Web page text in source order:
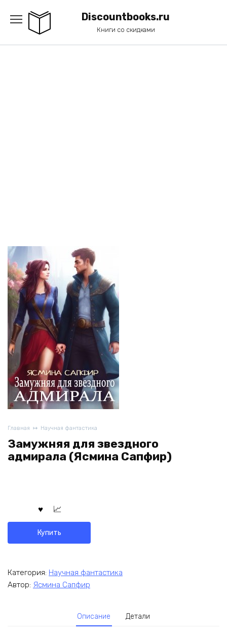
содержанию
Discountbooks.ru
Книги со скидками
Главная Научная фантастика
Замужняя для звездного
адмирала (Ясмина Сапфир)
Купить
Категория: Научная фантастика
Автор: Ясмина Сапфир
Описание Детали